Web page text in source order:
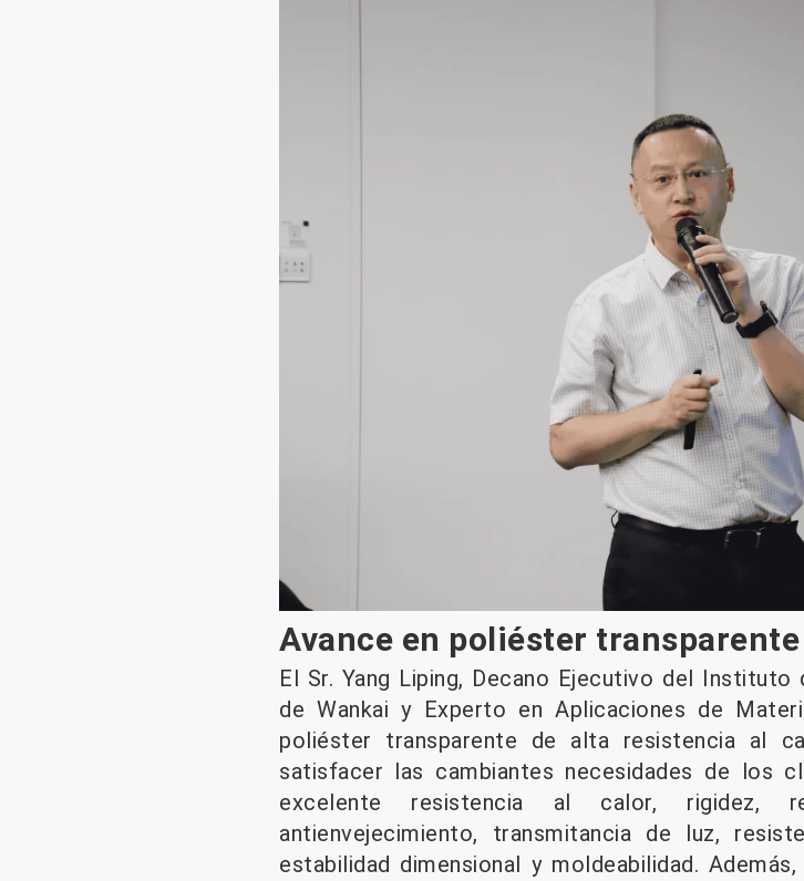
Avance en poliéster
El Sr. Yang Liping, Decano Ejecutivo del
de Wankai y Experto en Aplicaciones de
poliéster transparente de alta resistencia al
satisfacer las cambiantes necesidades de los
excelente resistencia al calor, rigidez,
antienvejecimiento, transmitancia de luz,
estabilidad dimensional y moldeabilidad.